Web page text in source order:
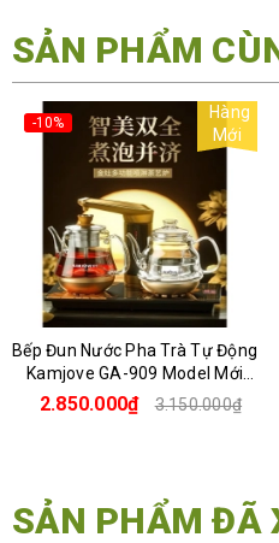
SẢN PHẨM
-10%
Hàng
Mới
Bếp Đun Nước Pha Trà Tự Động
Kamjove GA-909 Model Mới
Nhất
2.850.000₫ 3.150.000₫
SẢN PHẨM ĐÃ